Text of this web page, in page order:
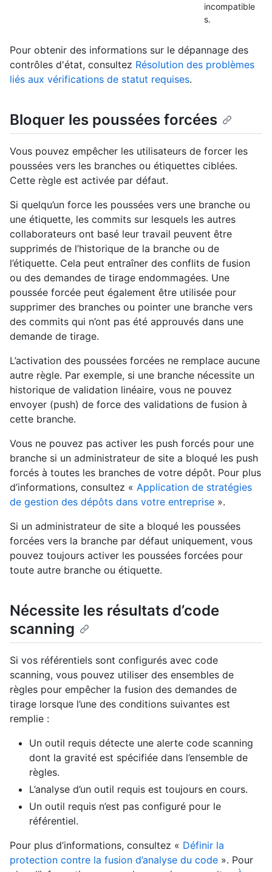
incompatible
s.
Pour obtenir des informations sur le dépannage des
contrôles d'état, consultez Résolution des problèmes
liés aux vérifications de statut requises.
Bloquer les poussées forcées
Vous pouvez empêcher les utilisateurs de forcer les
poussées vers les branches ou étiquettes ciblées.
Cette règle est activée par défaut.
Si quelqu’un force les poussées vers une branche ou
une étiquette, les commits sur lesquels les autres
collaborateurs ont basé leur travail peuvent être
supprimés de l’historique de la branche ou de
l’étiquette. Cela peut entraîner des conflits de fusion
ou des demandes de tirage endommagées. Une
poussée forcée peut également être utilisée pour
supprimer des branches ou pointer une branche vers
des commits qui n’ont pas été approuvés dans une
demande de tirage.
L’activation des poussées forcées ne remplace aucune
autre règle. Par exemple, si une branche nécessite un
historique de validation linéaire, vous ne pouvez
envoyer (push) de force des validations de fusion à
cette branche.
Vous ne pouvez pas activer les push forcés pour une
branche si un administrateur de site a bloqué les push
forcés à toutes les branches de votre dépôt. Pour plus
d’informations, consultez « Application de stratégies
de gestion des dépôts dans votre entreprise ».
Si un administrateur de site a bloqué les poussées
forcées vers la branche par défaut uniquement, vous
pouvez toujours activer les poussées forcées pour
toute autre branche ou étiquette.
Nécessite les résultats d’code
scanning
Si vos référentiels sont configurés avec code
scanning, vous pouvez utiliser des ensembles de
règles pour empêcher la fusion des demandes de
tirage lorsque l’une des conditions suivantes est
remplie :
Un outil requis détecte une alerte code scanning
dont la gravité est spécifiée dans l’ensemble de
règles.
L’analyse d’un outil requis est toujours en cours.
Un outil requis n’est pas configuré pour le
référentiel.
Pour plus d’informations, consultez « Définir la
protection contre la fusion d’analyse du code ». Pour